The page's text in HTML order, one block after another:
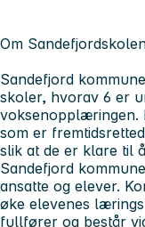
Om
Sandefjord
skoler, hvorav 6 er
voksenopplæringen.
som er
slik at de er klare til
Sandefjord
ansatte og elever.
øke elevenes
fullfører og består